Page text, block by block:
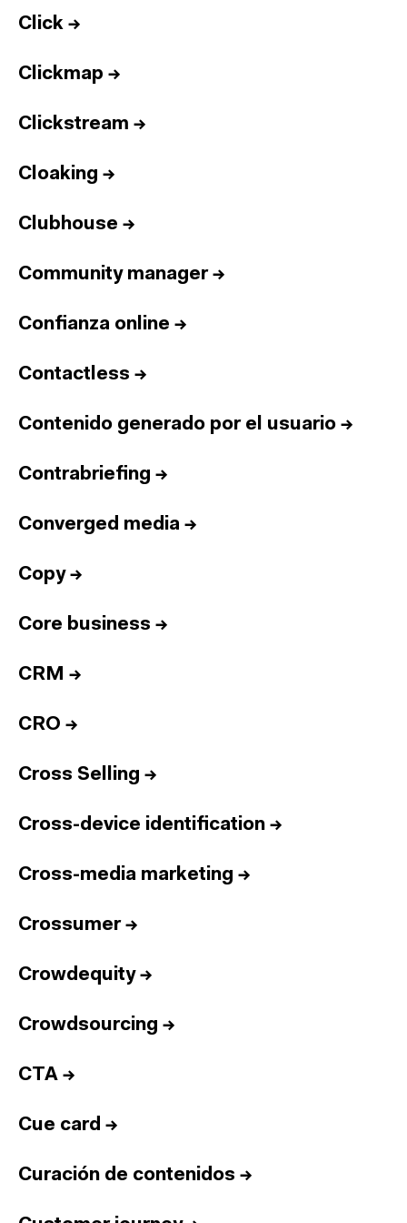
Click →
Clickmap →
Clickstream →
Cloaking →
Clubhouse →
Community manager→
Confianza online →
Contactless →
Contenido generado por el usuario →
Contrabriefing →
Converged media →
Copy→
Core business →
CRM →
CRO →
Cross Selling →
Cross-device identification →
Cross-media marketing →
Crossumer→
Crowdequity→
Crowdsourcing →
CTA →
Cue card →
Curación de contenidos →